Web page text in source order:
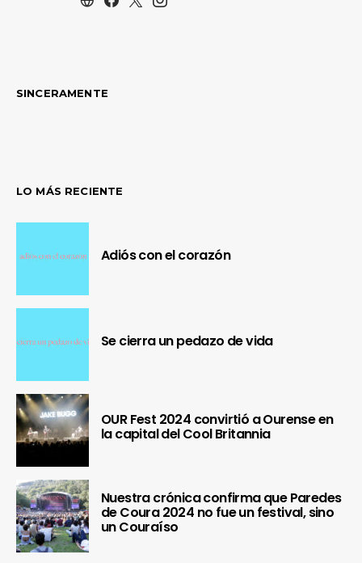
SINCERAMENTE
LO MÁS RECIENTE
Adiós con el corazón
Se cierra un pedazo de vida
OUR Fest 2024 convirtió a Ourense en
la capital del Cool Britannia
Nuestra crónica confirma que Paredes
de Coura 2024 no fue un festival, sino
un Couraíso